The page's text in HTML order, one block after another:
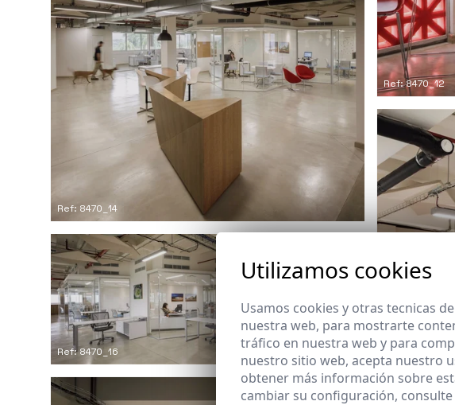
Ref: 8470_12
Ref: 8470_14
Ref: 8470_16
Utilizamos cookies
Usamos cookies y otras tecnicas
nuestra web, para mostrarte
tráfico en nuestra web y para
nuestro sitio web, acepta nuestro
obtener más información sobre
cambiar su configuración,